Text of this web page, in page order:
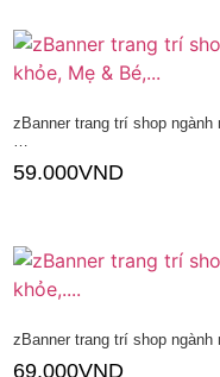
zBanner trang trí shop
59.000VND
zBanner trang trí shop
69.000VND